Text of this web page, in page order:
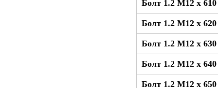
Болт 1.2 М12 x
Болт 1.2 М12 x
Болт 1.2 М12 x
Болт 1.2 М12 x
Болт 1.2 М12 x